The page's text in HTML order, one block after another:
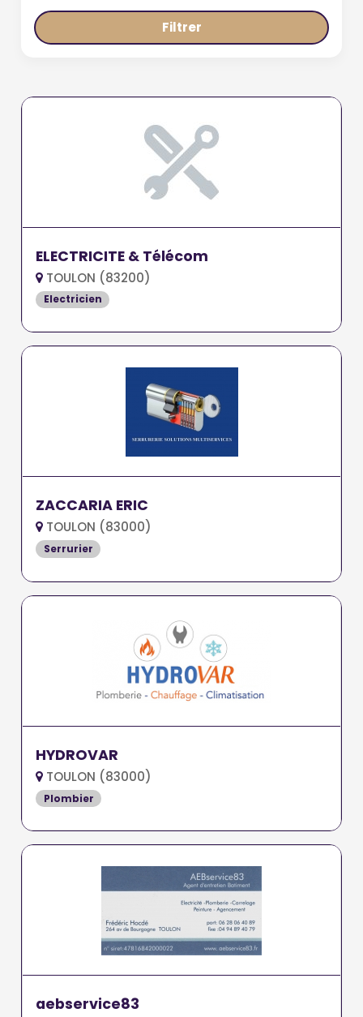
Filtrer
ELECTRICITE & Télécom
TOULON (83200)
Electricien
ZACCARIA ERIC
TOULON (83000)
Serrurier
HYDROVAR
TOULON (83000)
Plombier
aebservice83